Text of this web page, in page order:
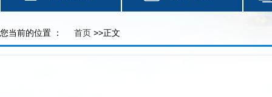
您当前的位置 ： 首页 >>正文